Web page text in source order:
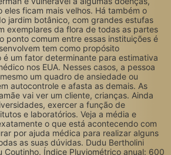
eles ficam mais velhos. Há também o
jardim botânico, com grandes estufas
exemplares da flora de todas as partes
ponto comum entre essas instituições é
tem como propósito
é um fator determinante para estimativa
nos EUA. Nesses casos, a pessoa
um quadro de ansiedade ou
autocontrole e afasta as demais. As
vai ver um cliente, crianças. Ainda
exercer a função de
e laboratórios. Veja a média e
o que está acontecendo com
por ajuda médica para realizar alguns
as suas dúvidas. Dudu Bertholini
Coutinho. Índice Pluviométrico anual: 600